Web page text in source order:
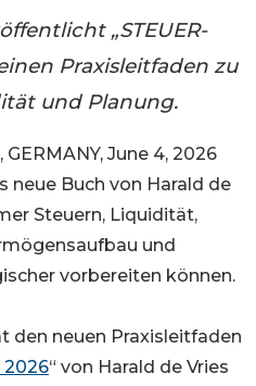
„STEUER-
Praxisleitfaden zu
und Planung.
GERMANY, June 4, 2026
neue Buch von Harald de
Steuern, Liquidität,
und
vorbereiten können.
den neuen Praxisleitfaden
2026“ von Harald de Vries